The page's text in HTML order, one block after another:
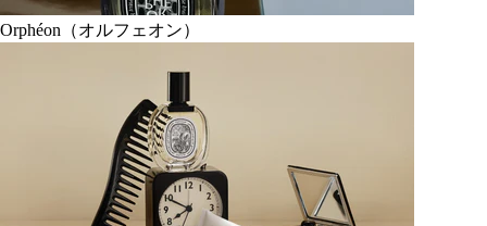
Orphéon（オルフェオン）